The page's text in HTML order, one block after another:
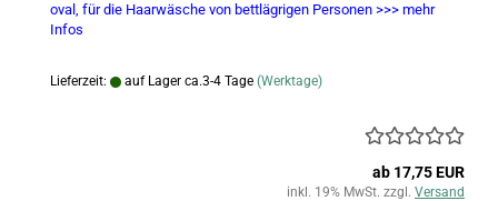
oval, für die Haarwäsche von bettlägrigen Personen >>> mehr
Infos
Lieferzeit: auf Lager ca.3-4 Tage (Werktage)
ab 17,75 EUR
inkl. 19% MwSt. zzgl. Versand